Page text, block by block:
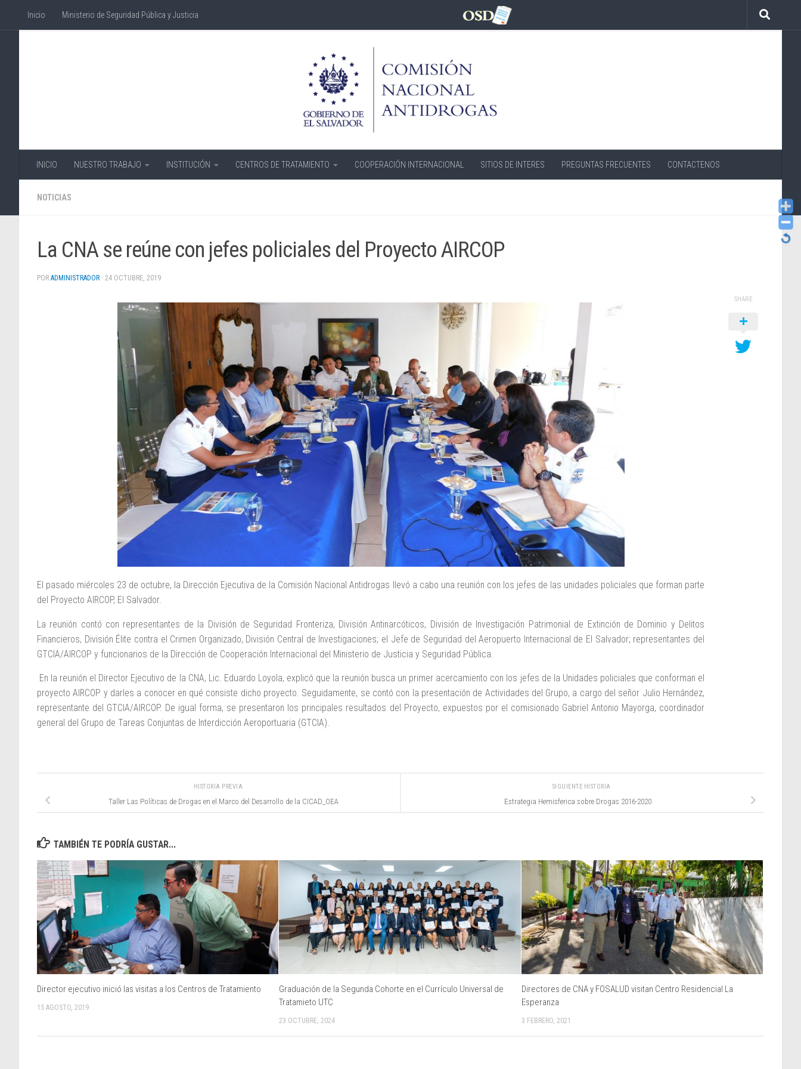
Skip to content
Inicio Ministerio de Seguridad Pública y Justicia
INICIO NUESTRO TRABAJO INSTITUCIÓN CENTROS DE TRATAMIENTO COOPERACIÓN INTERNACIONAL SITIOS DE INTERES PREGUNTAS FRECUENTES CONTACTENOS
NOTICIAS
La CNA se reúne con jefes policiales del Proyecto AIRCOP
POR ADMINISTRADOR · 24 OCTUBRE, 2019
El pasado miércoles 23 de octubre, la Dirección Ejecutiva de la Comisión Nacional Antidrogas llevó a cabo una reunión con los jefes de las unidades policiales que forman parte
del Proyecto AIRCOP, El Salvador.
La reunión contó con representantes de la División de Seguridad Fronteriza, División Antinarcóticos, División de Investigación Patrimonial de Extinción de Dominio y Delitos
Financieros, División Élite contra el Crimen Organizado, División Central de Investigaciones; el Jefe de Seguridad del Aeropuerto Internacional de El Salvador; representantes del
GTCIA/AIRCOP y funcionarios de la Dirección de Cooperación Internacional del Ministerio de Justicia y Seguridad Pública.
En la reunión el Director Ejecutivo de la CNA, Lic. Eduardo Loyola, explicó que la reunión busca un primer acercamiento con los jefes de la Unidades policiales que conforman el
proyecto AIRCOP y darles a conocer en qué consiste dicho proyecto. Seguidamente, se contó con la presentación de Actividades del Grupo, a cargo del señor Julio Hernández,
representante del GTCIA/AIRCOP. De igual forma, se presentaron los principales resultados del Proyecto, expuestos por el comisionado Gabriel Antonio Mayorga, coordinador
general del Grupo de Tareas Conjuntas de Interdicción Aeroportuaria (GTCIA).
SHARE
SIGUIENTE HISTORIA
Estrategia Hemisferica sobre Drogas 2016-2020
HISTORIA PREVIA
Taller Las Políticas de Drogas en el Marco del Desarrollo de la CICAD_OEA
TAMBIÉN TE PODRÍA GUSTAR...
Director ejecutivo inició las visitas a los Centros de Tratamiento
15 AGOSTO, 2019
Graduación de la Segunda Cohorte en el Currículo Universal de
Tratamieto UTC
23 OCTUBRE, 2024
Directores de CNA y FOSALUD visitan Centro Residencial La
Esperanza
3 FEBRERO, 2021